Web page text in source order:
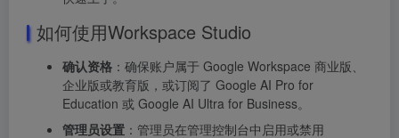
如何使用Workspace Studio
确认资格 ：确保账户属于 Google Workspace 商业版、
企业版或教育版，或订阅了 Google AI Pro for
Education 或 Google AI Ultra for Business。
管理员设置 ：管理员在管理控制台中启用或禁用